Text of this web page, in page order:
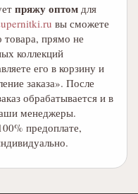
пряжу оптом для
вы сможете
товара, прямо не
коллекций
его в корзину и
заказа». После
обрабатывается и в
менеджеры.
предоплате,